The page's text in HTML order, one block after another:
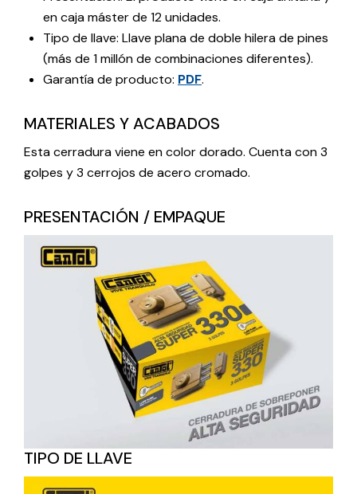
en caja máster de 12 unidades.
Tipo de llave: Llave plana de doble hilera de pines
(más de 1 millón de combinaciones diferentes).
Garantía de producto: PDF.
MATERIALES Y ACABADOS
Esta cerradura viene en color dorado. Cuenta con 3
golpes y 3 cerrojos de acero cromado.
PRESENTACIÓN / EMPAQUE
TIPO DE LLAVE